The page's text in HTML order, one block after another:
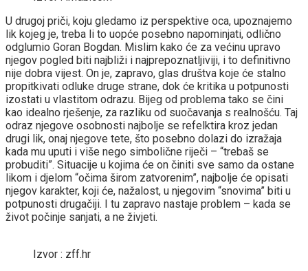
U drugoj priči, koju gledamo iz perspektive oca, upoznajemo
lik kojeg je, treba li to uopće posebno napominjati, odlično
odglumio Goran Bogdan. Mislim kako će za većinu upravo
njegov pogled biti najbliži i najprepoznatljiviji, i to definitivno
nije dobra vijest. On je, zapravo, glas društva koje će stalno
propitkivati odluke druge strane, dok će kritika u potpunosti
izostati u vlastitom odrazu. Bijeg od problema tako se čini
kao idealno rješenje, za razliku od suočavanja s realnošću. Taj
odraz njegove osobnosti najbolje se refelktira kroz jedan
drugi lik, onaj njegove tete, što posebno dolazi do izražaja
kada mu uputi i više nego simbolične riječi – “trebaš se
probuditi”. Situacije u kojima će on činiti sve samo da ostane
likom i djelom “očima širom zatvorenim”, najbolje će opisati
njegov karakter, koji će, nažalost, u njegovim “snovima” biti u
potpunosti drugačiji. I tu zapravo nastaje problem – kada se
život počinje sanjati, a ne živjeti.
Izvor : zff.hr